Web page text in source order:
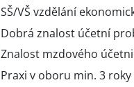
SŠ/VŠ vzdělání
Dobrá znalost účetní
Znalost mzdového
Praxi v oboru min. 3 roky